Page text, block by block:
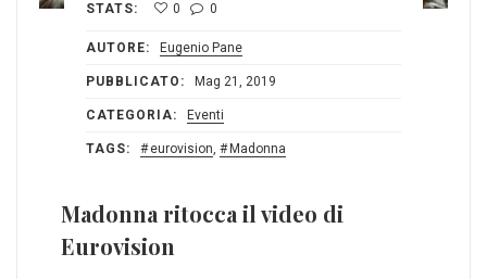
STATS: 0 0
AUTORE: Eugenio Pane
PUBBLICATO: Mag 21, 2019
CATEGORIA: Eventi
TAGS: eurovision, Madonna
Madonna ritocca il video di
Eurovision